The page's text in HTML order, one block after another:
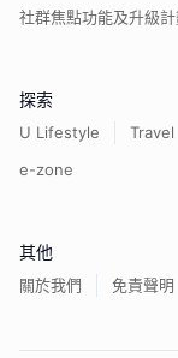
社群焦點功能及升級計
探索
U Lifestyle Travel
e-zone
其他
關於我們 免責聲明